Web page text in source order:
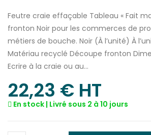
Feutre craie effaçable Tableau « Fait
fronton Noir pour les commerces de
métiers de bouche. Noir (À l’unité) À
Matériau recyclé Découpe fronton
Ecrire à la craie ou au…
22,23 € HT
En stock | Livré sous 2 à 10 jours